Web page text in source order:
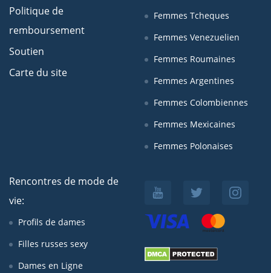
Politique de
remboursement
Soutien
Carte du site
Femmes Tcheques
Femmes Venezuelien
Femmes Roumaines
Femmes Argentines
Femmes Colombiennes
Femmes Mexicaines
Femmes Polonaises
Rencontres de mode de
vie:
Profils de dames
Filles russes sexy
Dames en Ligne